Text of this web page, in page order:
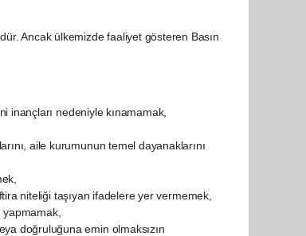
Ancak ülkemizde faaliyet gösteren Basın
inançları nedeniyle kınamamak,
aile kurumunun temel dayanaklarını
niteliği taşıyan ifadelere yer vermemek,
yapmamak,
doğruluğuna emin olmaksızın